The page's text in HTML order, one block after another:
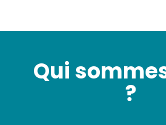
Qui
?